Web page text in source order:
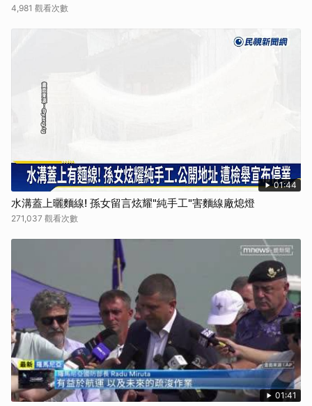
4,981 觀看次數
01:44
水溝蓋上曬麵線! 孫女留言炫耀"純手工"害麵線廠熄燈
271,037 觀看次數
01:41